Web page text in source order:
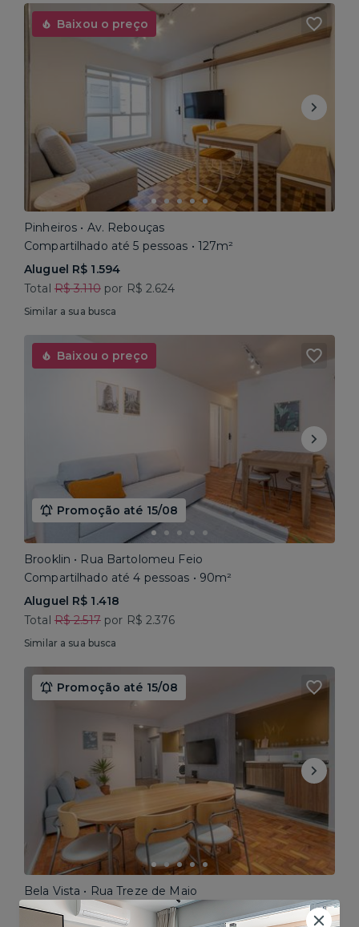
Baixou o preço
Pinheiros • Av. Rebouças
Compartilhado até 5 pessoas • 127m²
Aluguel R$ 1.594
Total R$ 3.110por R$ 2.624
Similar a sua busca
Baixou o preço
Promoção até 15/08
Brooklin • Rua Bartolomeu Feio
Compartilhado até 4 pessoas • 90m²
Aluguel R$ 1.418
Total R$ 2.517por R$ 2.376
Similar a sua busca
Promoção até 15/08
Bela Vista • Rua Treze de Maio
Compartilhado até 5 pessoas • 160m²